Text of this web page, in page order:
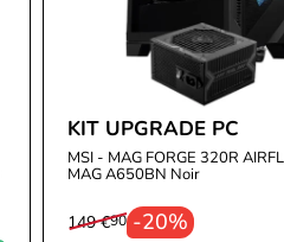
KIT UPGRADE PC
MSI - MAG FORGE 320R
MAG A650BN Noir
-20%
149 €90